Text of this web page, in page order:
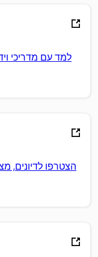
למד עם מדריכי
הצטרפו לדיונים,